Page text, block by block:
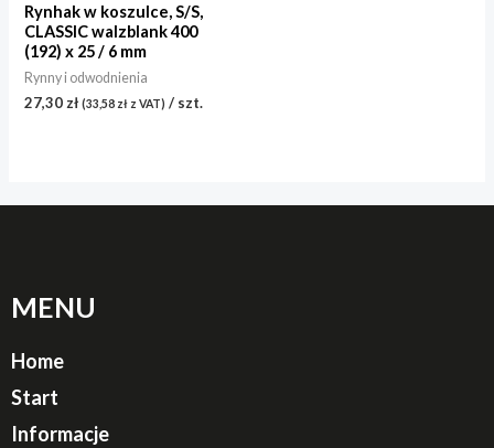
Rynhak w koszulce, S/S,
CLASSIC walzblank 400
(192) x 25 / 6 mm
Rynny i odwodnienia
27,30 zł (33,58 zł z VAT) / szt.
MENU
Home
Start
Informacje